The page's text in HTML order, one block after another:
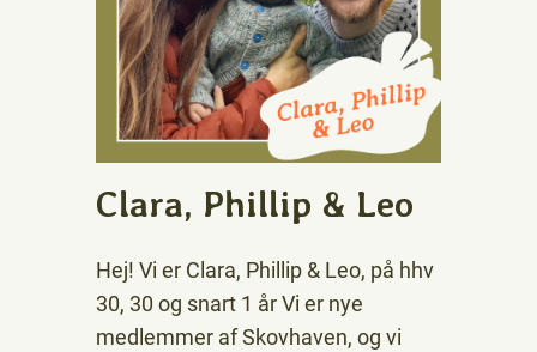
Clara, Phillip & Leo
Hej! Vi er Clara, Phillip & Leo, på hhv
30, 30 og snart 1 år Vi er nye
medlemmer af Skovhaven, og vi